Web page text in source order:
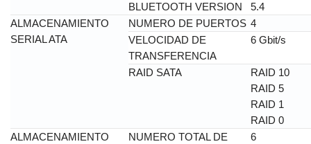
BLUETOOTH VERSION
5.4
ALMACENAMIENTO
SERIAL ATA
NUMERO DE PUERTOS 4
VELOCIDAD DE
TRANSFERENCIA
6 Gbit/s
RAID SATA
RAID 10
RAID 5
RAID 1
RAID 0
ALMACENAMIENTO
NUMERO TOTAL DE
6